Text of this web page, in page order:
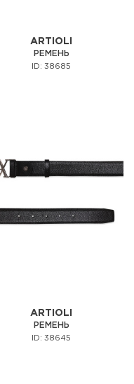
ARTIOLI
РЕМЕНЬ
ID: 38685
ARTIOLI
РЕМЕНЬ
ID: 38645